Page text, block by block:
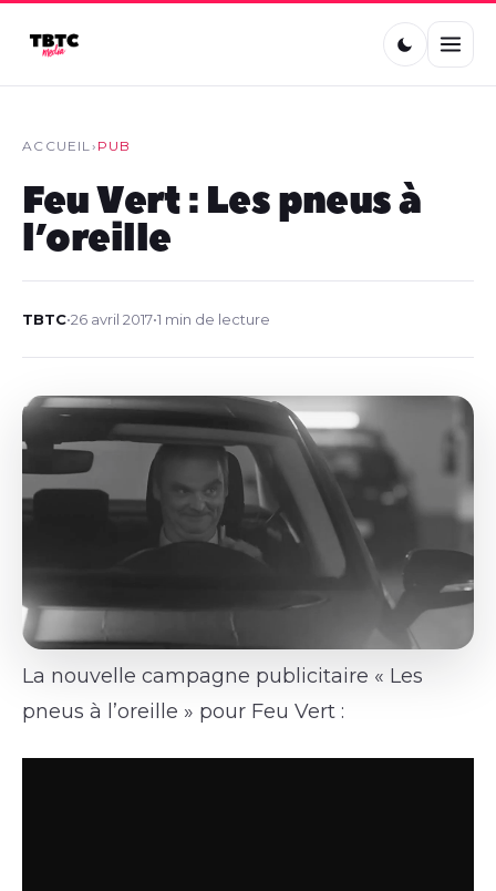
ACCUEIL› PUB
Feu Vert : Les pneus à
l’oreille
TBTC•26 avril 2017•1 min de lecture
La nouvelle campagne publicitaire « Les
pneus à l’oreille » pour Feu Vert :